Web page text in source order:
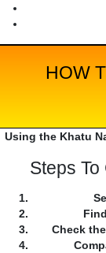
HOW
Using the Khatu
Steps
Check